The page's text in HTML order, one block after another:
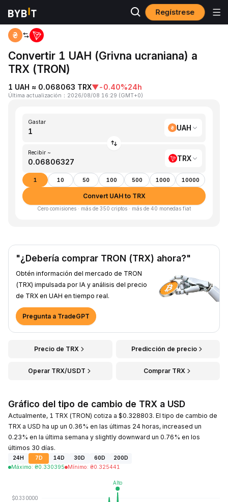
Regístrese
Inicio UAH to TRX
Convertir 1 UAH (Grivna ucraniana) a
TRX (TRON)
1 UAH ≈ 0.068063 TRX▼-0.40%24h
Última actualización ： 2026/08/08 16:29 (GMT+0)
Gastar
UAH
Recibir ~
TRX
1 10 50 100 500 1000 10000
Convert UAH to TRX
Cero comisiones · más de 350 criptos · más de 40 monedas fiat
"¿Debería comprar TRON (TRX) ahora?"
Obtén información del mercado de TRON
(TRX) impulsada por IA y análisis del precio
de TRX en UAH en tiempo real.
Pregunta a TradeGPT
Precio de TRX Predicción de precio
Operar TRX/USDT Comprar TRX
Gráfico del tipo de cambio de TRX a USD
Actualmente, 1 TRX (TRON) cotiza a $0.328803. El tipo de cambio de
TRX a USD ha up un 0.36% en las últimas 24 horas, increased un
0.23% en la última semana y slightly downward un 0.76% en los
últimos 30 días.
24H 7D 14D 30D 60D
200D
Máximo: ₴0.330395 Mínimo: ₴0.325441